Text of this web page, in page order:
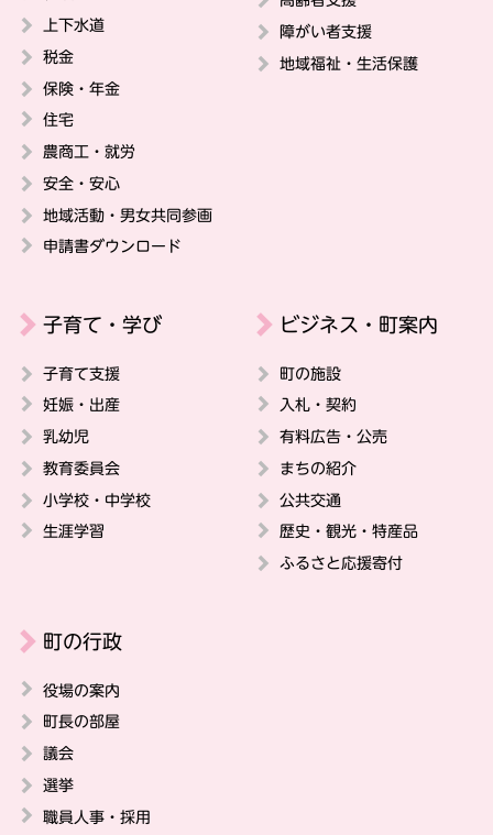
上下水道
税金
保険・年金
住宅
農商工・就労
安全・安心
地域活動・男女共同参画
申請書ダウンロード
障がい者支援
地域福祉・生活保護
子育て・学び
子育て支援
妊娠・出産
乳幼児
教育委員会
小学校・中学校
生涯学習
ビジネス・町案内
町の施設
入札・契約
有料広告・公売
まちの紹介
公共交通
歴史・観光・特産品
ふるさと応援寄付
町の行政
役場の案内
町長の部屋
議会
選挙
職員人事・採用